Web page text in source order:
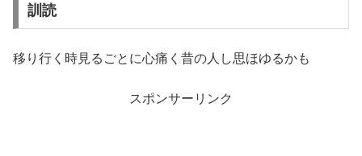
訓読
移り行く時見るごとに心痛く昔の人し思ほゆるかも
スポンサーリンク